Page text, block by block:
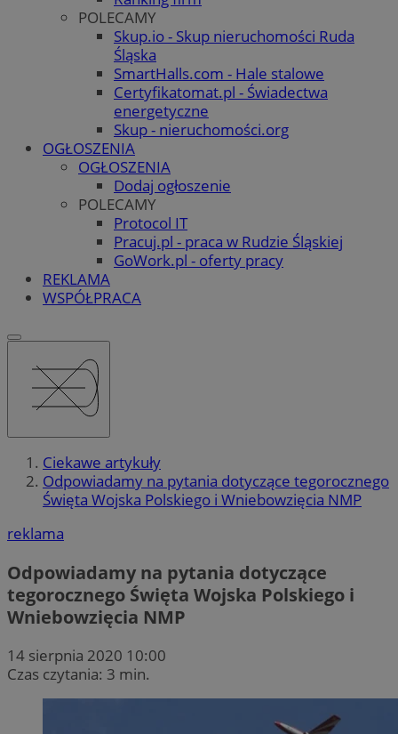
POLECAMY
Skup.io - Skup nieruchomości Ruda
Śląska
SmartHalls.com - Hale stalowe
Certyfikatomat.pl - Świadectwa
energetyczne
Skup - nieruchomości.org
OGŁOSZENIA
OGŁOSZENIA
Dodaj ogłoszenie
POLECAMY
Protocol IT
Pracuj.pl - praca w Rudzie Śląskiej
GoWork.pl - oferty pracy
REKLAMA
WSPÓŁPRACA
Ciekawe artykuły
Odpowiadamy na pytania dotyczące tegorocznego
Święta Wojska Polskiego i Wniebowzięcia NMP
reklama
Odpowiadamy na pytania dotyczące
tegorocznego Święta Wojska Polskiego i
Wniebowzięcia NMP
14 sierpnia 2020 10:00
Czas czytania: 3 min.